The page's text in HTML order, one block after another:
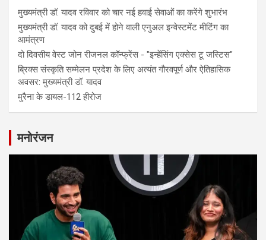
मुख्यमंत्री डॉ. यादव रविवार को चार नई हवाई सेवाओं का करेंगे शुभारंभ
मुख्यमंत्री डॉ. यादव को दुबई में होने वाली एनुअल इन्वेस्टमेंट मीटिंग का
आमंत्रण
दो दिवसीय वेस्ट जोन रीजनल कॉन्फ्रेंस - "इन्हेंसिंग एक्सेस टू जस्टिस"
ब्रिक्स संस्कृति सम्मेलन प्रदेश के लिए अत्यंत गौरवपूर्ण और ऐतिहासिक
अवसर: मुख्यमंत्री डॉ. यादव
मुरैना के डायल-112 हीरोज
मनोरंजन